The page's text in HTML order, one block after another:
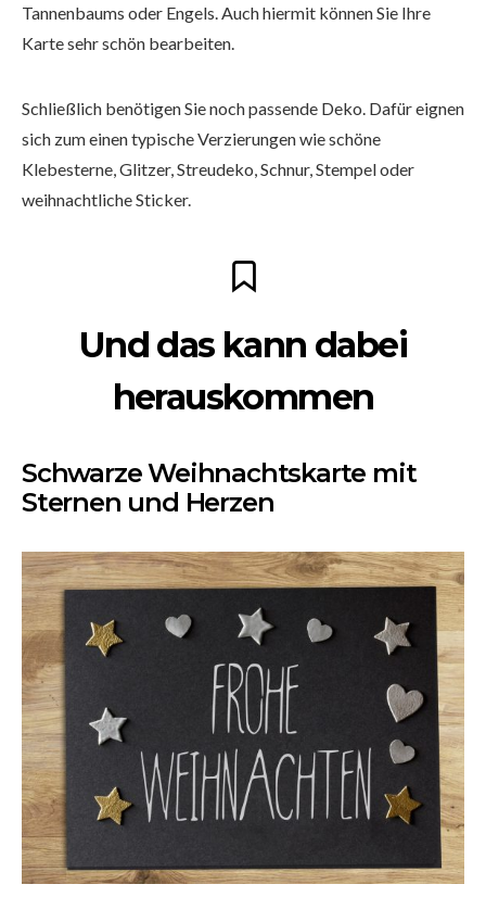
Tannenbaums oder Engels. Auch hiermit können Sie Ihre
Karte sehr schön bearbeiten.
Schließlich benötigen Sie noch passende Deko. Dafür eignen
sich zum einen typische Verzierungen wie schöne
Klebesterne, Glitzer, Streudeko, Schnur, Stempel oder
weihnachtliche Sticker.
Und das kann dabei
herauskommen
Schwarze Weihnachtskarte mit
Sternen und Herzen